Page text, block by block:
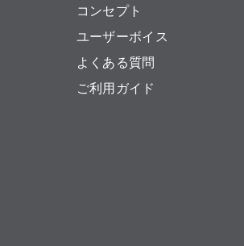
コンセプト
ユーザーボイス
よくある質問
ご利用ガイド